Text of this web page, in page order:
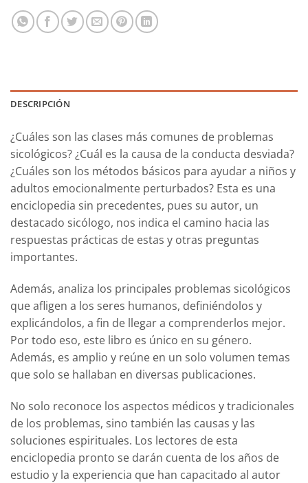
DESCRIPCIÓN
¿Cuáles son las clases más comunes de problemas
sicológicos? ¿Cuál es la causa de la conducta desviada?
¿Cuáles son los métodos básicos para ayudar a niños y
adultos emocionalmente perturbados? Esta es una
enciclopedia sin precedentes, pues su autor, un
destacado sicólogo, nos indica el camino hacia las
respuestas prácticas de estas y otras preguntas
importantes.
Además, analiza los principales problemas sicológicos
que afligen a los seres humanos, definiéndolos y
explicándolos, a fin de llegar a comprenderlos mejor.
Por todo eso, este libro es único en su género.
Además, es amplio y reúne en un solo volumen temas
que solo se hallaban en diversas publicaciones.
No solo reconoce los aspectos médicos y tradicionales
de los problemas, sino también las causas y las
soluciones espirituales. Los lectores de esta
enciclopedia pronto se darán cuenta de los años de
estudio y la experiencia que han capacitado al autor